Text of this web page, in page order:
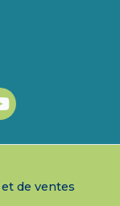
de ventes